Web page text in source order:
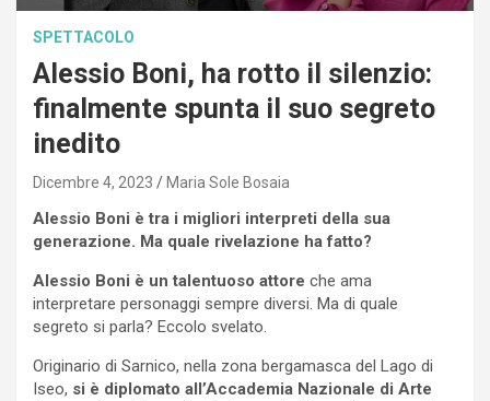
SPETTACOLO
Alessio Boni, ha rotto il silenzio:
finalmente spunta il suo segreto
inedito
Dicembre 4, 2023 Maria Sole Bosaia
Alessio Boni è tra i migliori interpreti della sua
generazione. Ma quale rivelazione ha fatto?
Alessio Boni è un talentuoso attore che ama
interpretare personaggi sempre diversi. Ma di quale
segreto si parla? Eccolo svelato.
Originario di Sarnico, nella zona bergamasca del Lago di
Iseo, si è diplomato all’Accademia Nazionale di Arte